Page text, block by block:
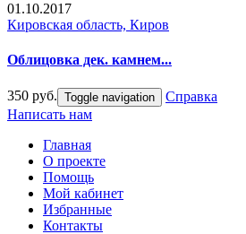
01.10.2017
Кировская область, Киров
Облицовка дек. камнем...
350 руб. Toggle navigation
Справка
Написать нам
Главная
О проекте
Помощь
Мой кабинет
Избранные
Контакты